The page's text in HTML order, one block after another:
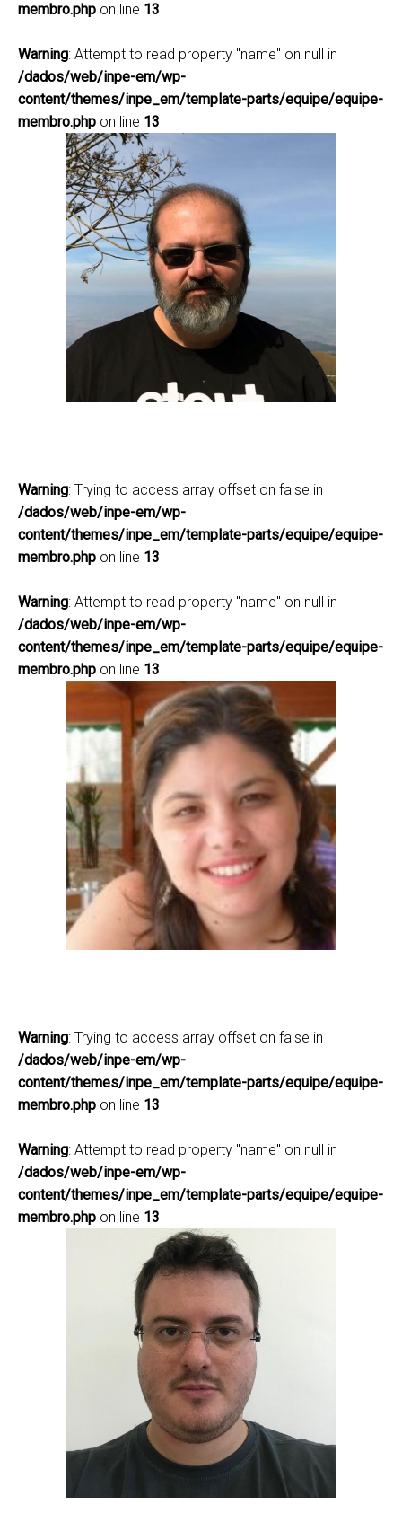
membro.php on line 13
Warning: Attempt to read property "name" on null in
/dados/web/inpe-em/wp-
content/themes/inpe_em/template-parts/equipe/equipe-
membro.php on line 13
Celso von Randow
celso.vonrandow@inpe.br@inpe.br
(12) 3208-7921
Warning: Trying to access array offset on false in
/dados/web/inpe-em/wp-
content/themes/inpe_em/template-parts/equipe/equipe-
membro.php on line 13
Warning: Attempt to read property "name" on null in
/dados/web/inpe-em/wp-
content/themes/inpe_em/template-parts/equipe/equipe-
membro.php on line 13
Talita Oliveira Assis
talita.assis@inpe.br
(12) 3208-7777
Warning: Trying to access array offset on false in
/dados/web/inpe-em/wp-
content/themes/inpe_em/template-parts/equipe/equipe-
membro.php on line 13
Warning: Attempt to read property "name" on null in
/dados/web/inpe-em/wp-
content/themes/inpe_em/template-parts/equipe/equipe-
membro.php on line 13
Diego Melo de Paula
Gomes
diego.gomes@inpe.br